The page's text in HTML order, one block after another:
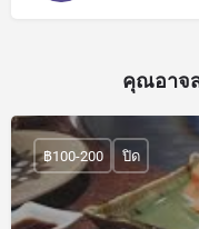
คุณอาจ
฿100-200 ปิด